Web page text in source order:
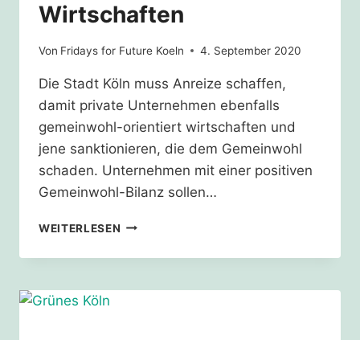
Wirtschaften
Von Fridays for Future Koeln 4. September 2020
Die Stadt Köln muss Anreize schaffen,
damit private Unternehmen ebenfalls
gemeinwohl-orientiert wirtschaften und
jene sanktionieren, die dem Gemeinwohl
schaden. Unternehmen mit einer positiven
Gemeinwohl-Bilanz sollen…
WEITERLESEN GEMEINWOHL
WIRTSCHAFTEN